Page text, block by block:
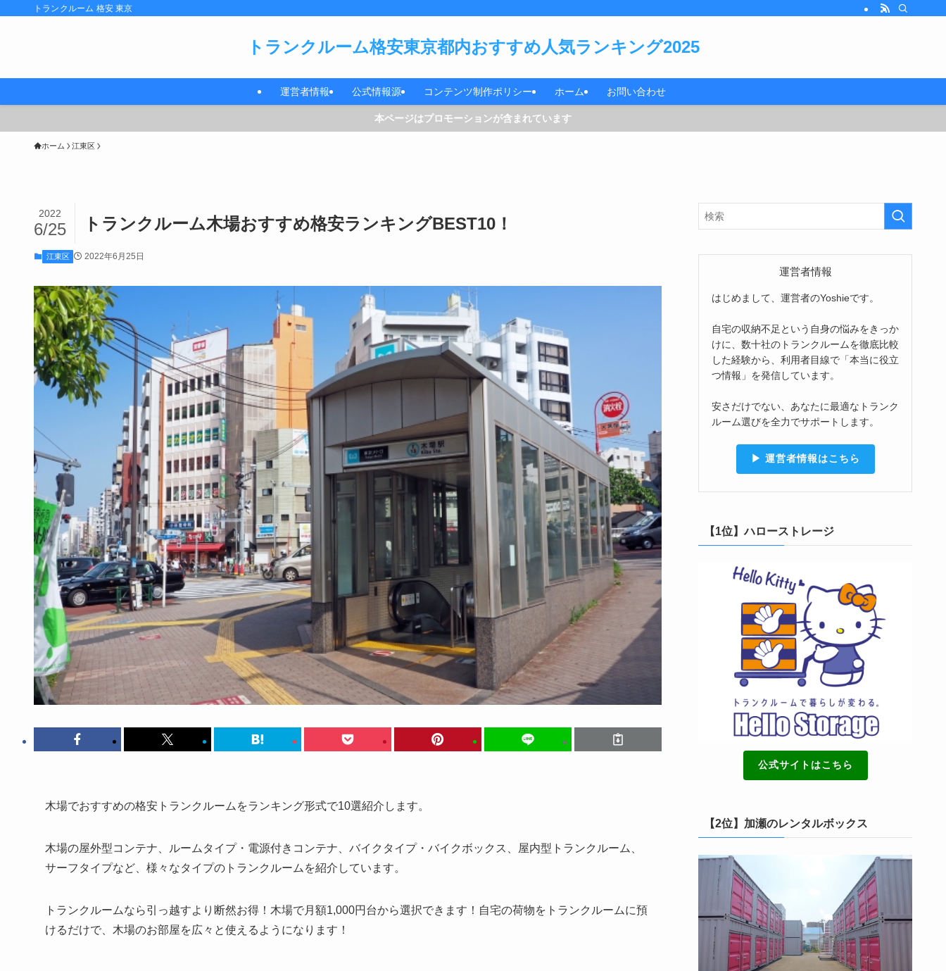
トランクルーム 格安 東京
トランクルーム格安東京都内おすすめ人気ランキング2025
運営者情報 公式情報源 コンテンツ制作ポリシー ホーム お問い合わせ
本ページはプロモーションが含まれています
ホーム 江東区
トランクルーム木場おすすめ格安ランキングBEST10！
2022
6/25
江東区 2022年6月25日
木場でおすすめの格安トランクルームをランキング形式で10選紹介します。
木場の屋外型コンテナ、ルームタイプ・電源付きコンテナ、バイクタイプ・バイクボックス、屋内型トランクルーム、
サーフタイプなど、様々なタイプのトランクルームを紹介しています。
トランクルームなら引っ越すより断然お得！木場で月額1,000円台から選択できます！自宅の荷物をトランクルームに預
けるだけで、木場のお部屋を広々と使えるようになります！
運営者情報
はじめまして、運営者のYoshieです。
自宅の収納不足という自身の悩みをきっか
けに、数十社のトランクルームを徹底比較
した経験から、利用者目線で「本当に役立
つ情報」を発信しています。
安さだけでない、あなたに最適なトランク
ルーム選びを全力でサポートします。
▶︎ 運営者情報はこちら
【1位】ハローストレージ
公式サイトはこちら
【2位】加瀬のレンタルボックス